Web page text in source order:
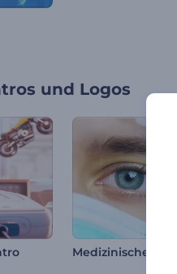
und Logos
Medizinischer